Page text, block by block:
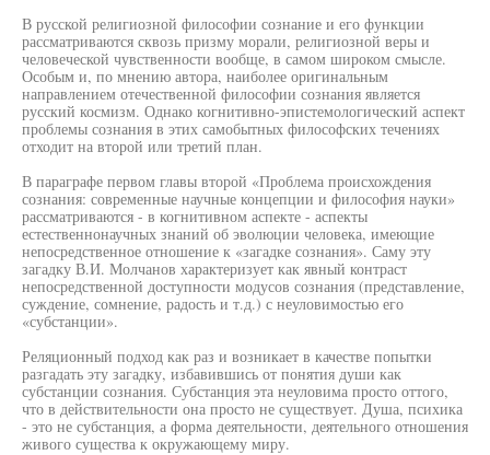
В русской религиозной философии сознание и его функции
рассматриваются сквозь призму морали, религиозной веры и
человеческой чувственности вообще, в самом широком смысле.
Особым и, по мнению автора, наиболее оригинальным
направлением отечественной философии сознания является
русский космизм. Однако когнитивно-эпистемологический аспект
проблемы сознания в этих самобытных философских течениях
отходит на второй или третий план.
В параграфе первом главы второй «Проблема происхождения
сознания: современные научные концепции и философия науки»
рассматриваются - в когнитивном аспекте - аспекты
естественнонаучных знаний об эволюции человека, имеющие
непосредственное отношение к «загадке сознания». Саму эту
загадку В.И. Молчанов характеризует как явный контраст
непосредственной доступности модусов сознания (представление,
суждение, сомнение, радость и т.д.) с неуловимостью его
«субстанции».
Реляционный подход как раз и возникает в качестве попытки
разгадать эту загадку, избавившись от понятия души как
субстанции сознания. Субстанция эта неуловима просто оттого,
что в действительности она просто не существует. Душа, психика
- это не субстанция, а форма деятельности, деятельного отношения
живого существа к окружающему миру.